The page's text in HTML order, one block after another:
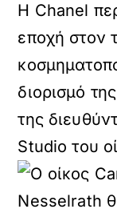
Η Chanel
εποχή στον
διορισμό
της
Studio του